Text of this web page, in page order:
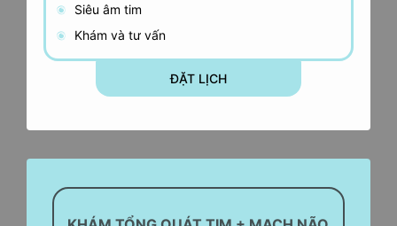
Siêu âm tim
Khám và tư vấn
ĐẶT LỊCH